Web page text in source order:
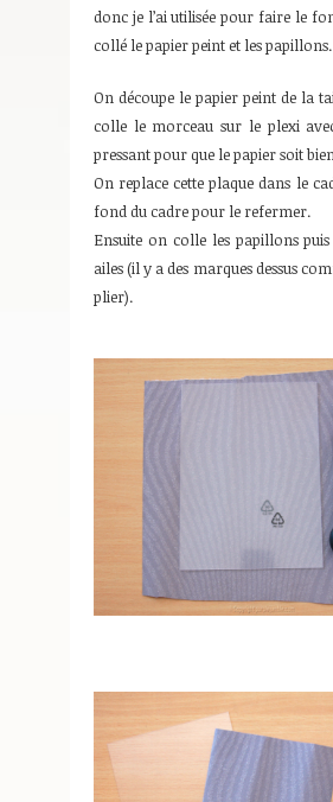
donc je l’ai utilisée pour faire le
collé le papier peint et les papillons.
On découpe le papier peint de la
colle le morceau sur le plexi
pressant pour que le papier soit
On replace cette plaque dans le
fond du cadre pour le refermer.
Ensuite on colle les papillons
ailes (il y a des marques dessus
plier).